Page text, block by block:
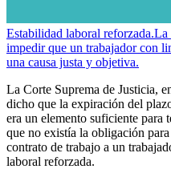
Estabilidad laboral reforzada.La
impedir que un trabajador con
una causa justa y objetiva.
La Corte Suprema de Justicia,
dicho que la expiración del
era un elemento suficiente para
que no existía la obligación
contrato de trabajo a un
laboral reforzada.